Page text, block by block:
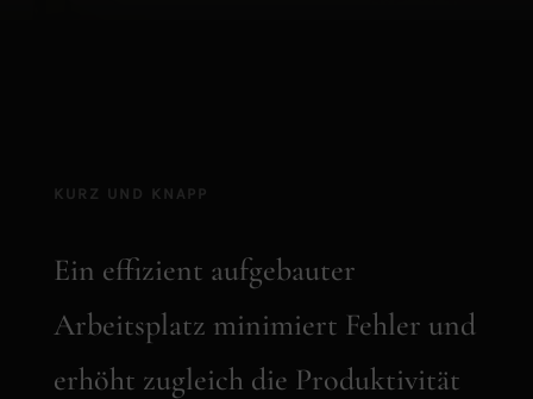
KURZ UND KNAPP
Ein effizient aufgebauter
Arbeitsplatz minimiert Fehler und
erhöht zugleich die Produktivität